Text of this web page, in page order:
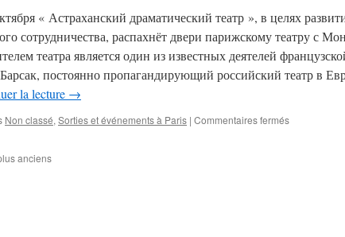
« Астраханский драматический театр », в целях
сотрудничества, распахнёт двери парижскому театру с
театра является один из известных деятелей
постоянно пропагандирующий российский театр в
la lecture →
Non classé, Sorties et événements à Paris | Commentaires ferméssur
anciens